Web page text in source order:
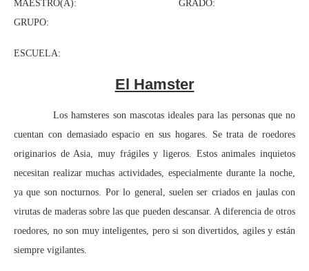
MAESTRO(A): GRADO:
GRUPO:
ESCUELA:
El Hamster
Los hamsteres son mascotas ideales para las personas que no
cuentan con demasiado espacio en sus hogares. Se trata de roedores
originarios de Asia, muy frágiles y ligeros. Estos animales inquietos
necesitan realizar muchas actividades, especialmente durante la noche,
ya que son nocturnos. Por lo general, suelen ser criados en jaulas con
virutas de maderas sobre las que pueden descansar. A diferencia de otros
roedores, no son muy inteligentes, pero si son divertidos, agiles y están
siempre vigilantes.